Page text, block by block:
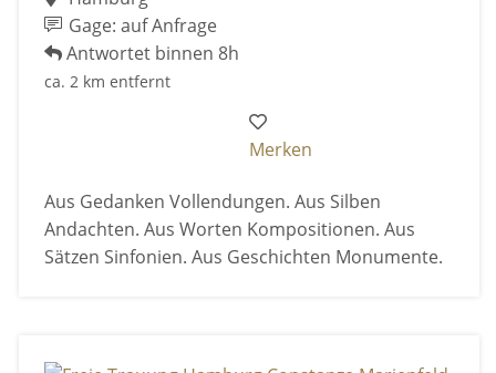
Gage: auf Anfrage
Antwortet binnen 8h
ca. 2 km entfernt
Merken
Aus Gedanken Vollendungen. Aus Silben
Andachten. Aus Worten Kompositionen. Aus
Sätzen Sinfonien. Aus Geschichten Monumente.